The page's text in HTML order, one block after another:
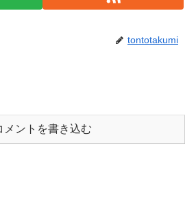
tontotakumi
メントを書き込む